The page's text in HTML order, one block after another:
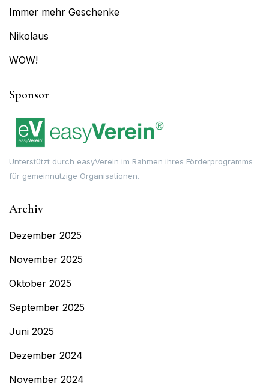
Immer mehr Geschenke
Nikolaus
WOW!
Sponsor
Unterstützt durch easyVerein im Rahmen ihres Förderprogramms
für gemeinnützige Organisationen.
Archiv
Dezember 2025
November 2025
Oktober 2025
September 2025
Juni 2025
Dezember 2024
November 2024